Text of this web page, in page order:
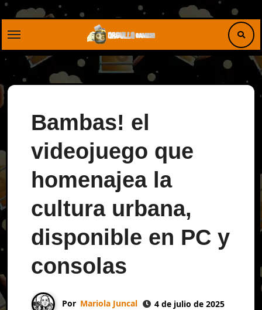
Saltar
Bambas! el
videojuego que
homenajea la
cultura urbana,
disponible en PC y
consolas
Por Mariola Juncal
4 de julio de 2025